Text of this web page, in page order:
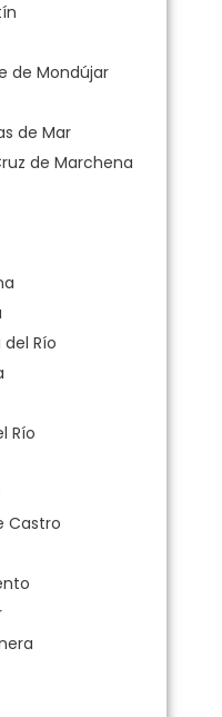
de Mondújar
de Mar
de Marchena
Río
Río
Castro